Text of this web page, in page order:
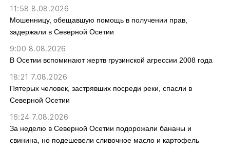
11:58 8.08.2026
Мошенницу, обещавшую помощь в получении прав,
задержали в Северной Осетии
9:00 8.08.2026
В Осетии вспоминают жертв грузинской агрессии 2008 года
18:21 7.08.2026
Пятерых человек, застрявших посреди реки, спасли в
Северной Осетии
16:24 7.08.2026
За неделю в Северной Осетии подорожали бананы и
свинина, но подешевели сливочное масло и картофель